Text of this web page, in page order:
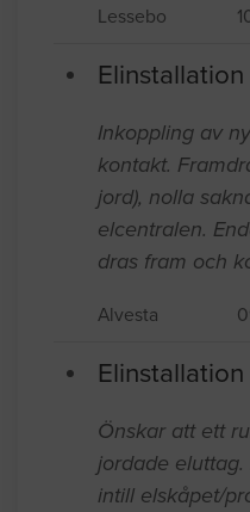
Lessebo
Elinstallation
Inkoppling av
kontakt.
jord), nolla
elcentralen.
dras fram och
Alvesta
Elinstallation
Önskar att ett
jordade
intill elskåpet/